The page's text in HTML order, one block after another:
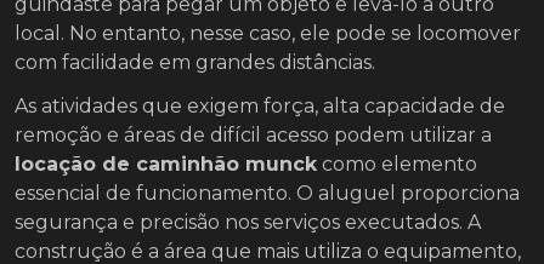
local. No entanto, nesse caso, ele pode se locomover
com facilidade em grandes distâncias.
As atividades que exigem força, alta capacidade de
remoção e áreas de difícil acesso podem utilizar a
locação de caminhão munck como elemento
essencial de funcionamento. O aluguel proporciona
segurança e precisão nos serviços executados. A
construção é a área que mais utiliza o equipamento,